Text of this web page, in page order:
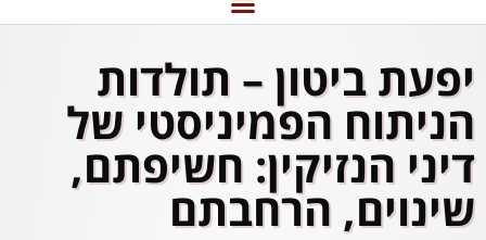
יפעת ביטון – תולדות
הניתוח הפמיניסטי של
דיני הנזיקין: חשיפתם,
שינוים, הרחבתם